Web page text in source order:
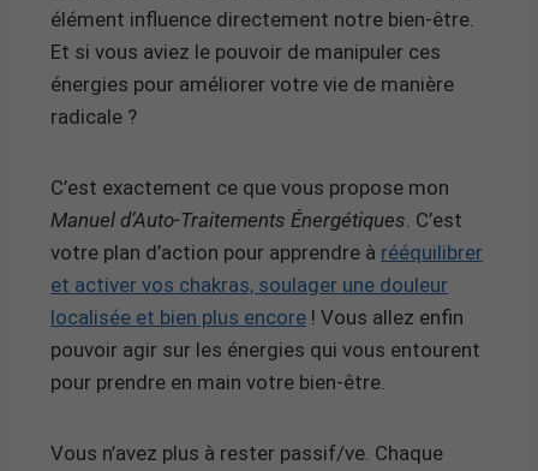
élément influence directement notre bien-être.
Et si vous aviez le pouvoir de manipuler ces
énergies pour améliorer votre vie de manière
radicale ?
C’est exactement ce que vous propose mon
Manuel d’Auto-Traitements Énergétiques . C’est
votre plan d’action pour apprendre à rééquilibrer
et activer vos chakras, soulager une douleur
localisée et bien plus encore ! Vous allez enfin
pouvoir agir sur les énergies qui vous entourent
pour prendre en main votre bien-être.
Vous n’avez plus à rester passif/ve. Chaque